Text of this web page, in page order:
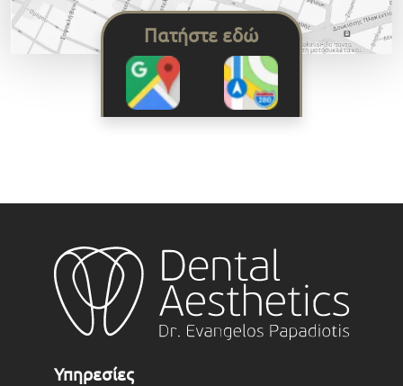
Πατήστε εδώ
Υπηρεσίες